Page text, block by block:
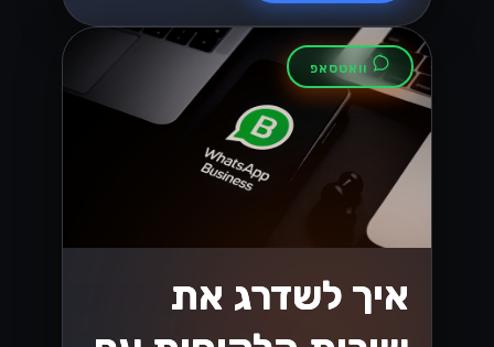
ניווט בשינויים
במיסוי בישראל: מה
שעסקים קטנים
ובינוניים צריכים
לדעת
עם התפתחות חוקי המס בישראל, עסקים